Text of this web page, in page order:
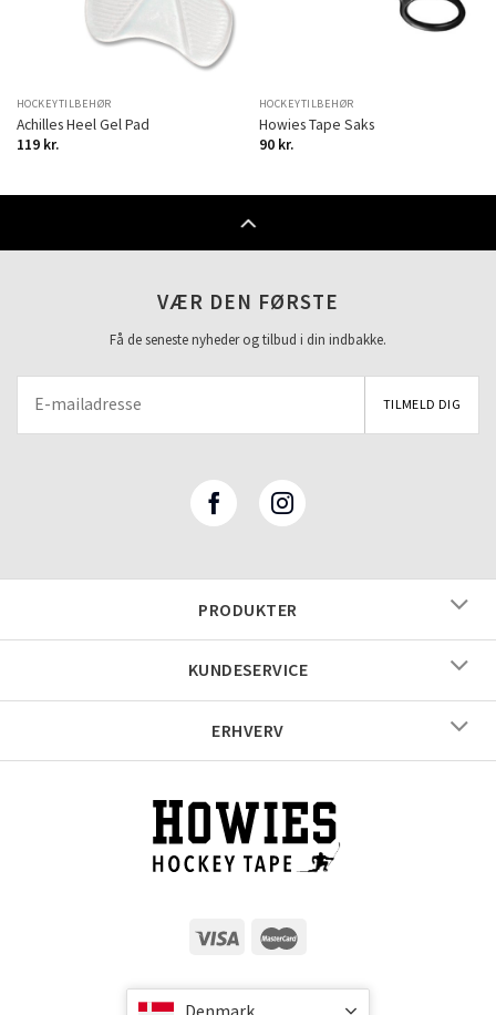
HOCKEYTILBEHØR
Achilles Heel Gel Pad
119 kr.
HOCKEYTILBEHØR
Howies Tape Saks
90 kr.
VÆR DEN FØRSTE
Få de seneste nyheder og tilbud i din indbakke.
PRODUKTER
KUNDESERVICE
ERHVERV